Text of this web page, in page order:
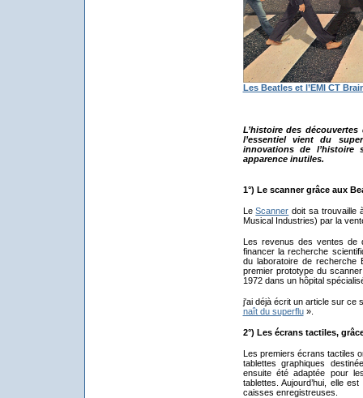
Les Beatles et l’EMI CT
L’histoire des
l’essentiel vient du
innovations de
apparence inutiles.
1°) Le scanner grâce aux
LeScanner doit sa trouvaille
Musical Industries) par la
Les revenus des ventes de
financer la recherche
du laboratoire de recherche
premier prototype du
1972 dans un hôpital
j'ai déjà écrit un article sur ce
naît du superflu».
2°) Les écrans tactiles,
Les premiers écrans tactiles
tablettes graphiques
ensuite été adaptée pour
tablettes. Aujourd’hui, elle
caisses enregistreuses.